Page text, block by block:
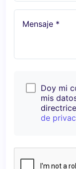
Mensaje *
Doy mi
mis
de